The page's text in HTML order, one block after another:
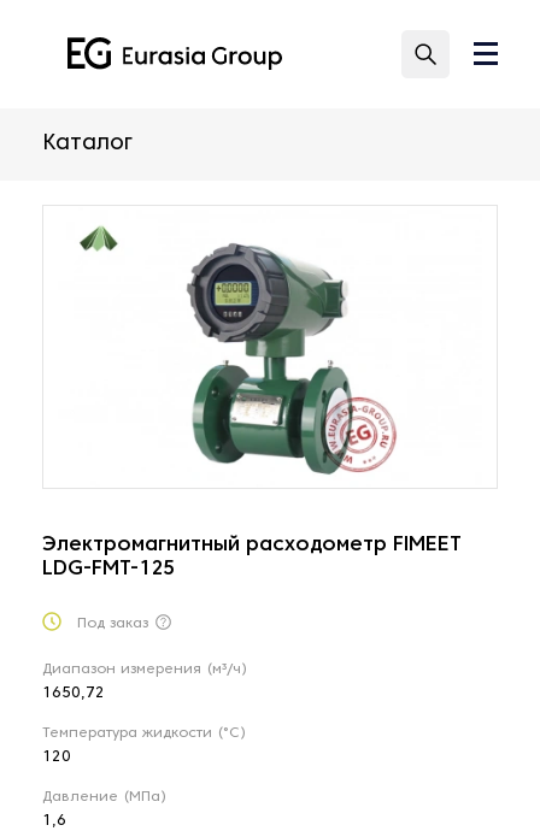
Каталог
Электромагнитный расходометр FIMEET
LDG-FMT-125
Под заказ
Диапазон измерения (м³/ч)
1650,72
Температура жидкости (°С)
120
Давление (МПа)
1,6